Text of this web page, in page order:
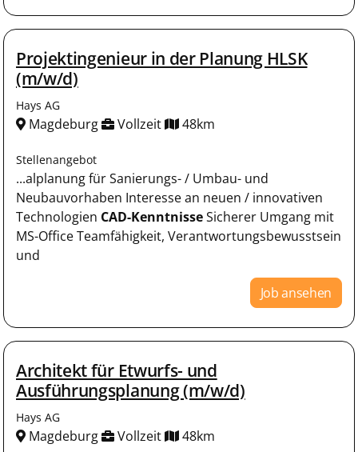
Projektingenieur in der Planung HLSK
(m/w/d)
Hays AG
Magdeburg Vollzeit 48km
Stellenangebot
...alplanung für Sanierungs- / Umbau- und
Neubauvorhaben Interesse an neuen / innovativen
Technologien CAD-KenntnisseSicherer Umgang mit
MS-Office Teamfähigkeit, Verantwortungsbewusstsein
und
Job ansehen
Architekt für Etwurfs- und
Ausführungsplanung (m/w/d)
Hays AG
Magdeburg Vollzeit 48km